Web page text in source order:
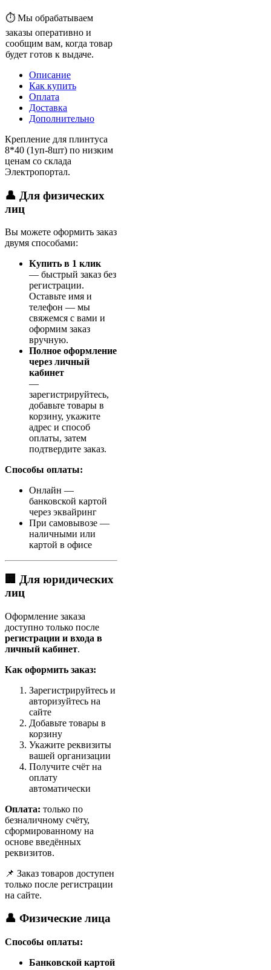
⏱ Мы обрабатываем
заказы оперативно и
сообщим вам, когда товар
будет готов к выдаче.
Описание
Как купить
Оплата
Доставка
Дополнительно
Крепление для плинтуса
8*40 (1уп-8шт) по низким
ценам со склада
Электропортал.
👤 Для физических
лиц
Вы можете оформить заказ
двумя способами:
Купить в 1 клик
— быстрый заказ без
регистрации.
Оставьте имя и
телефон — мы
свяжемся с вами и
оформим заказ
вручную.
Полное оформление
через личный
кабинет
—
зарегистрируйтесь,
добавьте товары в
корзину, укажите
адрес и способ
оплаты, затем
подтвердите заказ.
Способы оплаты:
Онлайн —
банковской картой
через эквайринг
При самовывозе —
наличными или
картой в офисе
🏢 Для юридических
лиц
Оформление заказа
доступно только после
регистрации и входа в
личный кабинет.
Как оформить заказ:
Зарегистрируйтесь и
авторизуйтесь на
сайте
Добавьте товары в
корзину
Укажите реквизиты
вашей организации
Получите счёт на
оплату
автоматически
Оплата: только по
безналичному счёту,
сформированному на
основе введённых
реквизитов.
📌 Заказ товаров доступен
только после регистрации
на сайте.
👤 Физические лица
Способы оплаты:
Банковской картой